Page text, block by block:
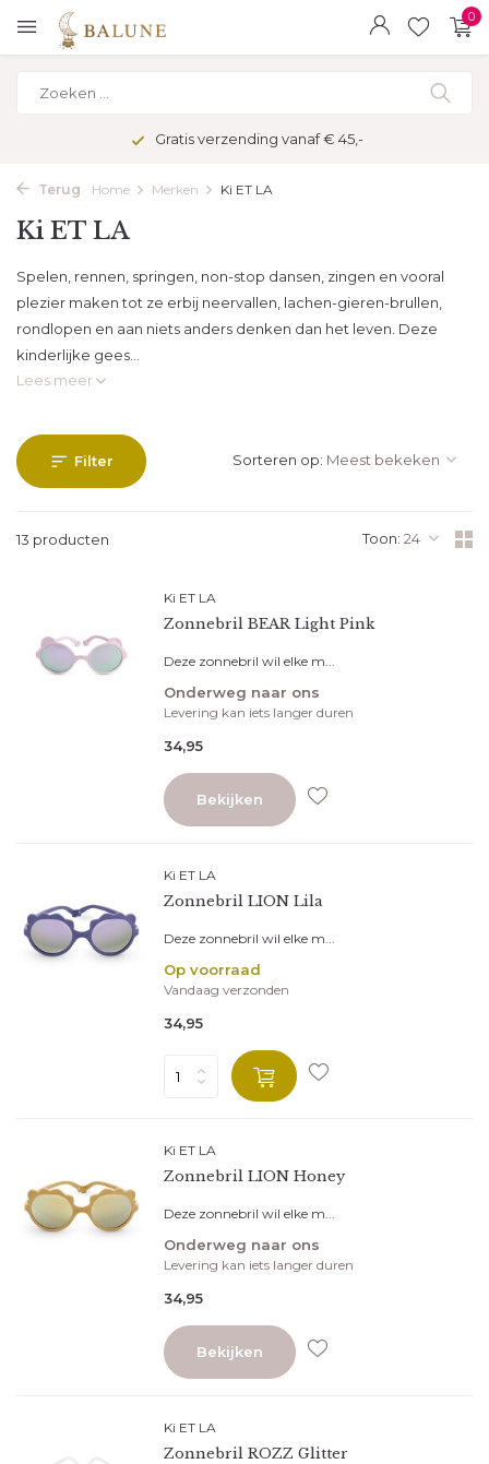
0
Gratis verzending vanaf € 45,-
Terug Home Merken Ki ET LA
Ki ET LA
Spelen, rennen, springen, non-stop dansen, zingen en vooral
plezier maken tot ze erbij neervallen, lachen-gieren-brullen,
rondlopen en aan niets anders denken dan het leven. Deze
kinderlijke gees...
Lees meer
Filter
13 producten Toon:
Sorteren op:
Ki ET LA
Zonnebril BEAR Light Pink
Deze zonnebril wil elke m...
Onderweg naar ons
Levering kan iets langer duren
34,95
Bekijken
Ki ET LA
Zonnebril LION Lila
Deze zonnebril wil elke m...
Op voorraad
Vandaag verzonden
34,95
Ki ET LA
Zonnebril LION Honey
Deze zonnebril wil elke m...
Onderweg naar ons
Levering kan iets langer duren
34,95
Bekijken
Ki ET LA
Zonnebril ROZZ Glitter